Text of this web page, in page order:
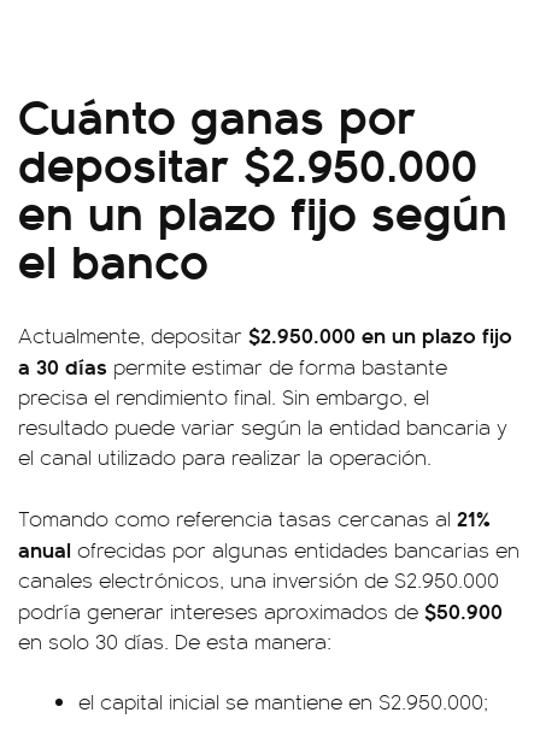
Cuánto ganas por
depositar $2.950.000
en un plazo fijo según
el banco
Actualmente, depositar $2.950.000 en un plazo fijo
a 30 días permite estimar de forma bastante
precisa el rendimiento final. Sin embargo, el
resultado puede variar según la entidad bancaria y
el canal utilizado para realizar la operación.
Tomando como referencia tasas cercanas al 21%
anual ofrecidas por algunas entidades bancarias en
canales electrónicos, una inversión de $2.950.000
podría generar intereses aproximados de $50.900
en solo 30 días. De esta manera:
el capital inicial se mantiene en $2.950.000;